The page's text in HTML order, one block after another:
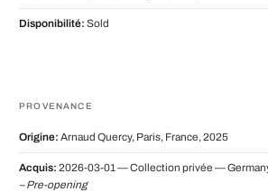
Disponibilité: Sold
PROVENANCE
Origine: Arnaud Quercy, Paris, France, 2025
Acquis: 2026-03-01 — Collection privée —
– Pre-opening